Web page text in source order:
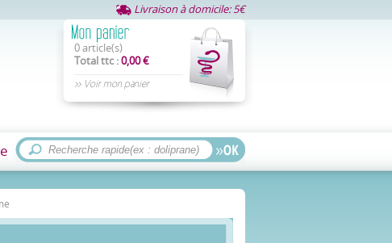
Livraison à domicile: 5€
0 article(s)
Total ttc : 0,00 €
>> Voir mon panier